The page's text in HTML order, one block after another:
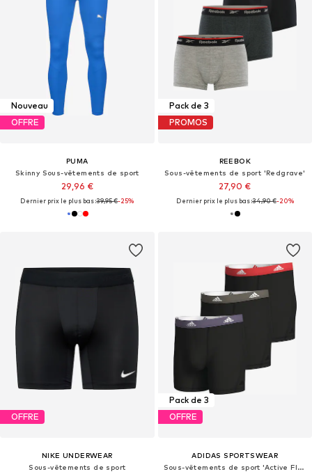
Nouveau
OFFRE
PUMA
Skinny Sous-vêtements de sport
29,96 €
Dernier prix le plus bas :39,95 €-25%
Pack de 3
PROMOS
REEBOK
Sous-vêtements de sport 'Redgrave'
27,90 €
Dernier prix le plus bas :34,90 €-20%
OFFRE
NIKE UNDERWEAR
Sous-vêtements de sport
Pack de 3
OFFRE
ADIDAS SPORTSWEAR
Sous-vêtements de sport 'Active Flex'